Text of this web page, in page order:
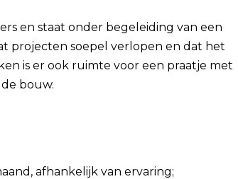
en staat onder begeleiding van een
projecten soepel verlopen en dat het
is er ook ruimte voor een praatje met
bouw.
afhankelijk van ervaring;